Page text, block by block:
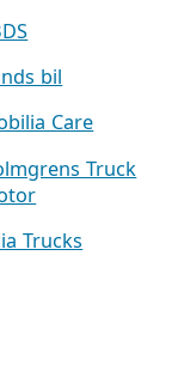
bil
Care
Truck
Trucks